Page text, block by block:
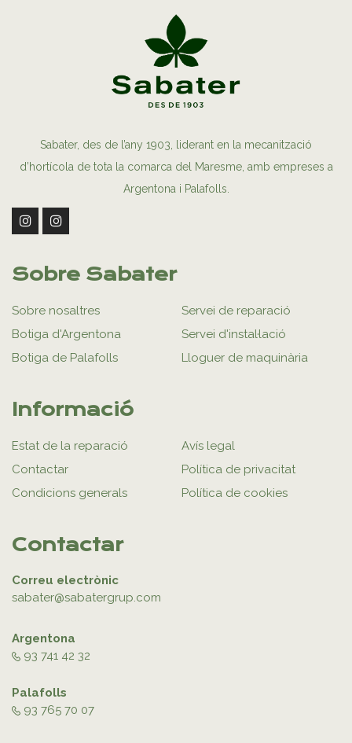
Sabater, des de l’any 1903, liderant en la mecanització
d’hortícola de tota la comarca del Maresme, amb empreses a
Argentona i Palafolls.
Sobre Sabater
Sobre nosaltres
Botiga d'Argentona
Botiga de Palafolls
Servei de reparació
Servei d'instal·lació
Lloguer de maquinària
Informació
Estat de la reparació
Contactar
Condicions generals
Avís legal
Política de privacitat
Política de cookies
Contactar
Correu electrònic
sabater@sabatergrup.com
Argentona
93 741 42 32
Palafolls
93 765 70 07